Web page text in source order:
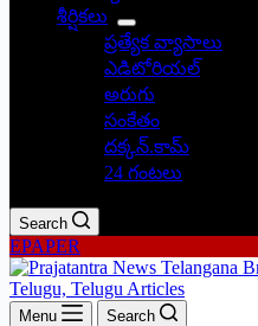
శీర్షికలు
ప్రత్యేక వ్యాసాలు
ఎడిటోరియల్
అరుగు
సంకేతం
దక్కన్.కామ్
24 గంటలు
Search
EPAPER
Menu Search